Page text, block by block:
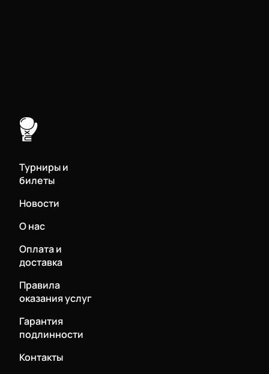
Турниры и
билеты
Новости
О нас
Оплата и
доставка
Правила
оказания услуг
Гарантия
подлинности
Контакты